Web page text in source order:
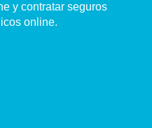
y contratar seguros
online.